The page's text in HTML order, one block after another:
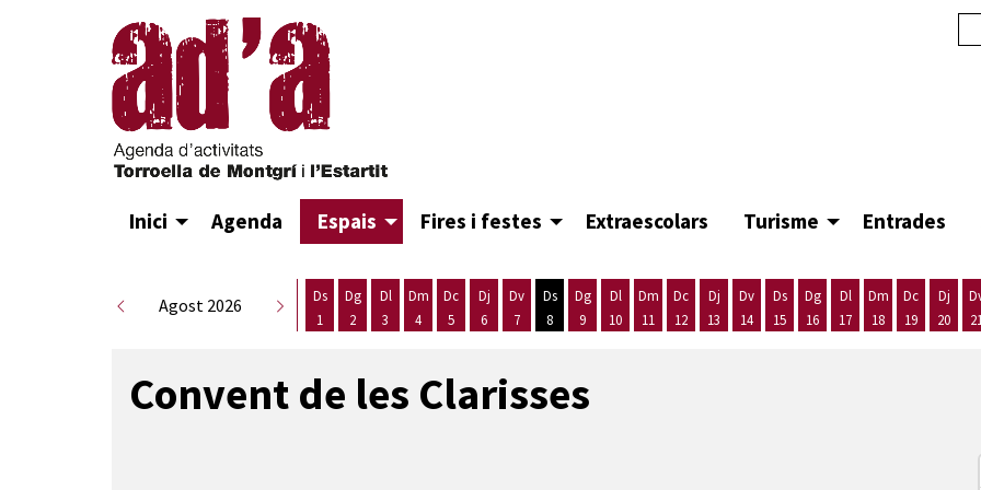
Inici Agenda Espais Fires i festes Extraescolars Turisme Entrades
Agost 2026
Ds
1
Dg
2
Dl
3
Dm
4
Dc
5
Dj
6
Dv
7
Ds
8
Dg
9
Dl
10
Dm
11
Dc
12
Dj
13
Dv
14
Ds
15
Dg
16
Dl
17
Dm
18
Dc
19
Dj
20
Convent de les Clarisses